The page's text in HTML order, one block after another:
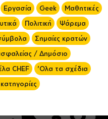
Εργασία Geek
Μαθητικές
Πολιτική
Ψάρεμα
Σημαίες κρατών
/ Δημόσιο
CHEF
'Ολα τα σχέδια